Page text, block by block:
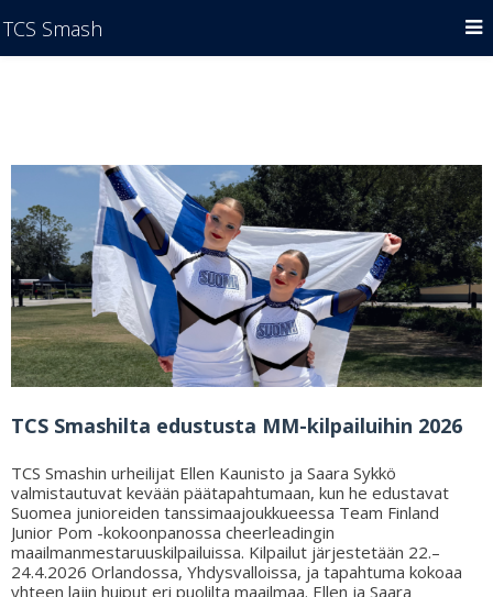
TCS Smashilta edustusta MM-kilpailuihin 2026
TCS Smashin urheilijat Ellen Kaunisto ja Saara Sykkö
valmistautuvat kevään päätapahtumaan, kun he edustavat
Suomea junioreiden tanssimaajoukkueessa Team Finland
Junior Pom -kokoonpanossa cheerleadingin
maailmanmestaruuskilpailuissa. Kilpailut järjestetään 22.–
24.4.2026 Orlandossa, Yhdysvalloissa, ja tapahtuma kokoaa
yhteen lajin huiput eri puolilta maailmaa. Ellen ja Saara
TCS Smash